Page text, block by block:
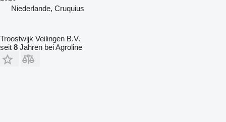
Niederlande, Cruquius
Troostwijk Veilingen B.V.
seit 8 Jahren bei Agroline